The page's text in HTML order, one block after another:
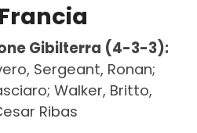
Gibilterra (4-3-3):
Sergeant, Ronan;
Walker, Britto,
Ribas